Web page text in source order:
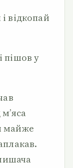
відкопай
пішов у
майже